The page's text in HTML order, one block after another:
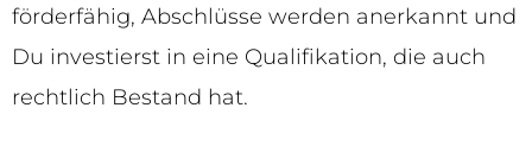
förderfähig, Abschlüsse werden anerkannt und
Du investierst in eine Qualifikation, die auch
rechtlich Bestand hat.